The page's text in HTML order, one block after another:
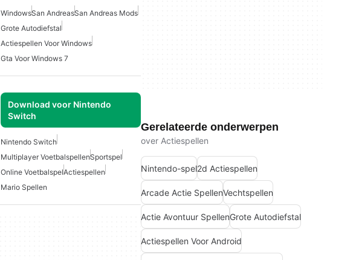
WindowsSan AndreasSan Andreas Mods
Grote Autodiefstal
Actiespellen Voor Windows
Gta Voor Windows 7
Download voor Nintendo
Switch
Nintendo Switch
Multiplayer VoetbalspellenSportspel
Online VoetbalspelActiespellen
Mario Spellen
Gerelateerde onderwerpen
over Actiespellen
Nintendo-spel2d Actiespellen
Arcade Actie SpellenVechtspellen
Actie Avontuur SpellenGrote Autodiefstal
Actiespellen Voor Android